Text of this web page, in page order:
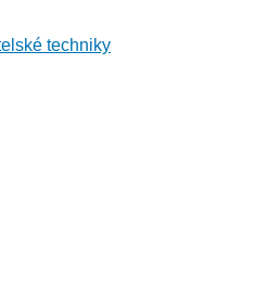
techniky